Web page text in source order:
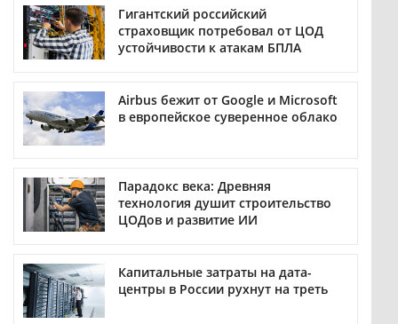
Гигантский российский
страховщик потребовал от ЦОД
устойчивости к атакам БПЛА
Airbus бежит от Google и Microsoft
в европейское суверенное облако
Парадокс века: Древняя
технология душит строительство
ЦОДов и развитие ИИ
Капитальные затраты на дата-
центры в России рухнут на треть